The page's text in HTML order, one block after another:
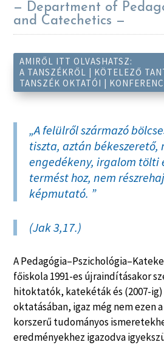
— Department of
and Catechetics —
AMIRŐL ITT OLVASHATSZ:
A TANSZÉKRŐL | KÖTELEZŐ
TANSZÉK OKTATÓI |
„A felülről származó
tiszta, aztán békeszerető,
engedékeny, irgalom tölti
termést hoz, nem
képmutató. ”
(Jak 3,17.)
A
főiskola 1991-es újraindításakor
hitoktatók, katekéták és (2007-
oktatásában, igaz még nem ezen
korszerű tudományos
eredményekhez igazodva